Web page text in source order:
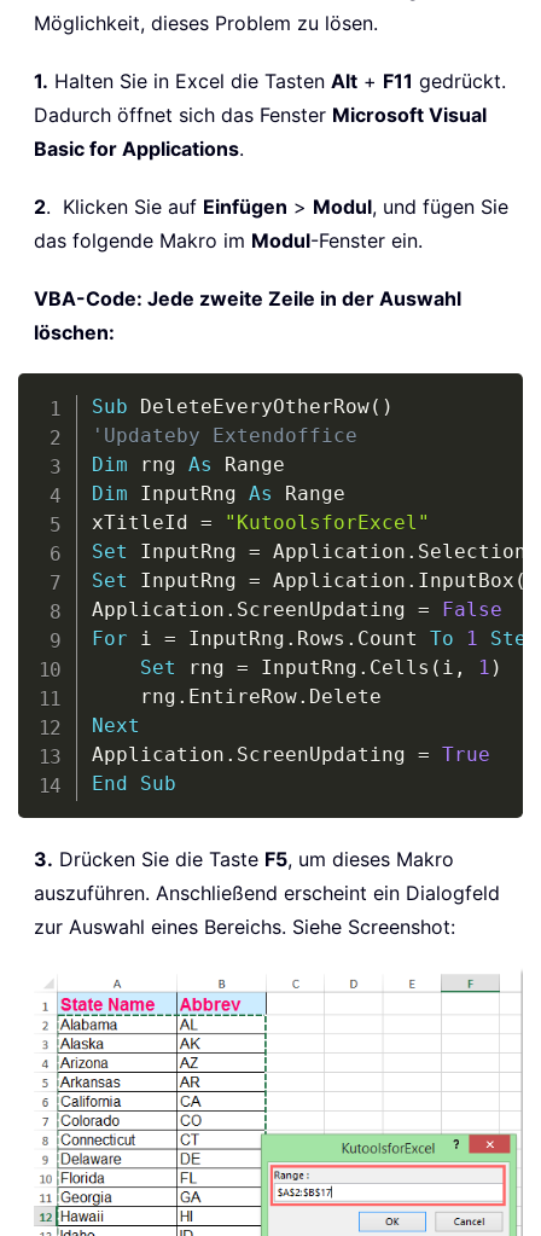
Möglichkeit, dieses Problem zu lösen.
1. Halten Sie in Excel die Tasten Alt + F11 gedrückt.
Dadurch öffnet sich das Fenster Microsoft Visual
Basic for Applications.
2. Klicken Sie auf Einfügen > Modul, und fügen Sie
das folgende Makro im Modul-Fenster ein.
VBA-Code: Jede zweite Zeile in der Auswahl
löschen:
Sub DeleteEveryOtherRow( )
'Updateby Extendoffice
Dim rng As
Dim InputRng As Range
xTitleId =
"KutoolsforExcel"
Set InputRng = Application .
Set InputRng = Application . InputBox (
Application . ScreenUpdating =
False
For i = InputRng . Rows . Count To 1
Step
Set rng = InputRng . Cells ( i , 1 )
    rng
. EntireRow.
Next
Application . ScreenUpdating = True
End
Sub
3. Drücken Sie die Taste F5, um dieses Makro
auszuführen. Anschließend erscheint ein Dialogfeld
zur Auswahl eines Bereichs. Siehe Screenshot: